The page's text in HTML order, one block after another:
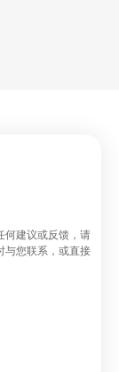
何建议或反馈，请
与您联系，或直接